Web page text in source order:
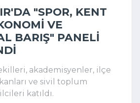
"SPOR, KENT
VE
BARIŞ" PANELI
akademisyenler, ilçe
ve sivil toplum
katıldı.